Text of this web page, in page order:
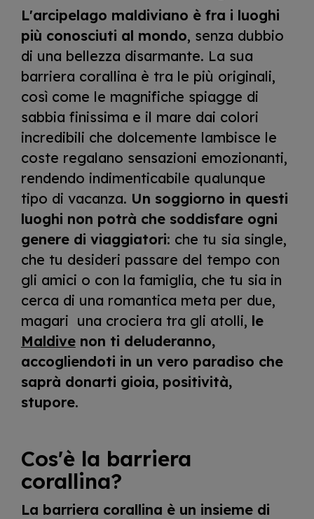
L'arcipelago maldiviano è fra i luoghi
più conosciuti al mondo, senza dubbio
di una bellezza disarmante. La sua
barriera corallina è tra le più originali,
così come le magnifiche spiagge di
sabbia finissima e il mare dai colori
incredibili che dolcemente lambisce le
coste regalano sensazioni emozionanti,
rendendo indimenticabile qualunque
tipo di vacanza. Un soggiorno in questi
luoghi non potrà che soddisfare ogni
genere di viaggiatori: che tu sia single,
che tu desideri passare del tempo con
gli amici o con la famiglia, che tu sia in
cerca di una romantica meta per due,
magari una crociera tra gli atolli, le
Maldivenon ti deluderanno,
accogliendoti in un vero paradiso che
saprà donarti gioia, positività,
stupore.
Cos'è la barriera
corallina?
La barriera corallina è un insieme di